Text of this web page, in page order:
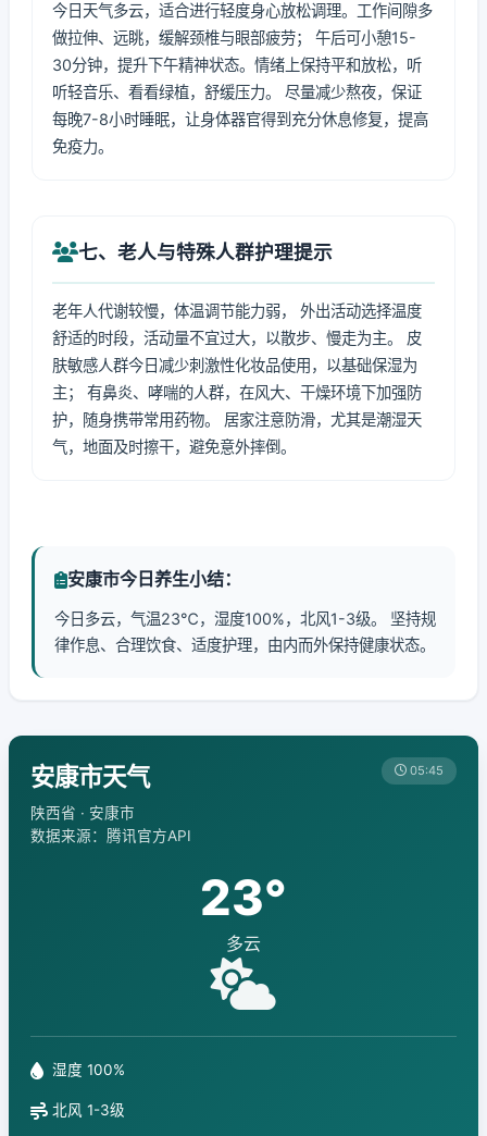
今日天气多云，适合进行轻度身心放松调理。工作间隙多
做拉伸、远眺，缓解颈椎与眼部疲劳； 午后可小憩15-
30分钟，提升下午精神状态。情绪上保持平和放松，听
听轻音乐、看看绿植，舒缓压力。 尽量减少熬夜，保证
每晚7-8小时睡眠，让身体器官得到充分休息修复，提高
免疫力。
七、老人与特殊人群护理提示
老年人代谢较慢，体温调节能力弱， 外出活动选择温度
舒适的时段，活动量不宜过大，以散步、慢走为主。 皮
肤敏感人群今日减少刺激性化妆品使用，以基础保湿为
主； 有鼻炎、哮喘的人群，在风大、干燥环境下加强防
护，随身携带常用药物。 居家注意防滑，尤其是潮湿天
气，地面及时擦干，避免意外摔倒。
安康市今日养生小结：
今日多云，气温23℃，湿度100%，北风1-3级。 坚持规
律作息、合理饮食、适度护理，由内而外保持健康状态。
安康市天气
陕西省 · 安康市
数据来源：腾讯官方API
05:45
23°
多云
湿度 100%
北风 1-3级